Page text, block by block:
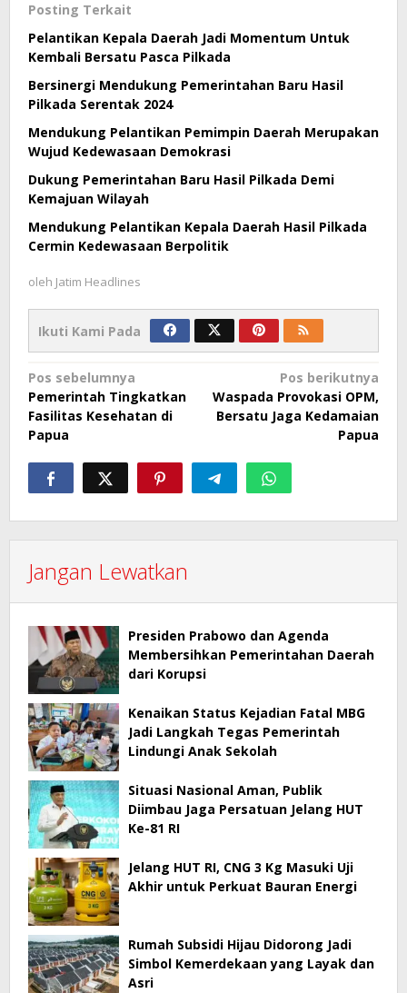
Posting Terkait
Pelantikan Kepala Daerah Jadi Momentum Untuk
Kembali Bersatu Pasca Pilkada
Bersinergi Mendukung Pemerintahan Baru Hasil
Pilkada Serentak 2024
Mendukung Pelantikan Pemimpin Daerah Merupakan
Wujud Kedewasaan Demokrasi
Dukung Pemerintahan Baru Hasil Pilkada Demi
Kemajuan Wilayah
Mendukung Pelantikan Kepala Daerah Hasil Pilkada
Cermin Kedewasaan Berpolitik
oleh Jatim Headlines
Ikuti Kami Pada
Navigasi
pos
Pos sebelumnya
Pemerintah Tingkatkan
Fasilitas Kesehatan di
Papua
Pos berikutnya
Waspada Provokasi OPM,
Bersatu Jaga Kedamaian
Papua
Jangan Lewatkan
Presiden Prabowo dan Agenda
Membersihkan Pemerintahan Daerah
dari Korupsi
Kenaikan Status Kejadian Fatal MBG
Jadi Langkah Tegas Pemerintah
Lindungi Anak Sekolah
Situasi Nasional Aman, Publik
Diimbau Jaga Persatuan Jelang HUT
Ke-81 RI
Jelang HUT RI, CNG 3 Kg Masuki Uji
Akhir untuk Perkuat Bauran Energi
Rumah Subsidi Hijau Didorong Jadi
Simbol Kemerdekaan yang Layak dan
Asri